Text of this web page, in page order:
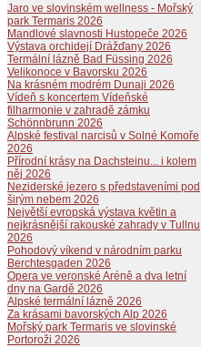
Jaro ve slovinském wellness - Mořský
park Termaris 2026
Mandlové slavnosti Hustopeče 2026
Výstava orchidejí Drážďany 2026
Termální lázně Bad Füssing 2026
Velikonoce v Bavorsku 2026
Na krásném modrém Dunaji 2026
Vídeň s koncertem Vídeňské
filharmonie v zahradě zámku
Schönnbrunn 2026
Alpské festival narcisů v Solné Komoře
2026
Přírodní krásy na Dachsteinu... i kolem
něj 2026
Neziderské jezero s představeními pod
širým nebem 2026
Největší evropská výstava květin a
nejkrásnější rakouské zahrady v Tullnu
2026
Pohodový víkend v národním parku
Berchtesgaden 2026
Opera ve veronské Aréně a dva letní
dny na Gardě 2026
Alpské termální lázně 2026
Za krásami bavorských Alp 2026
Mořský park Termaris ve slovinské
Portoroži 2026